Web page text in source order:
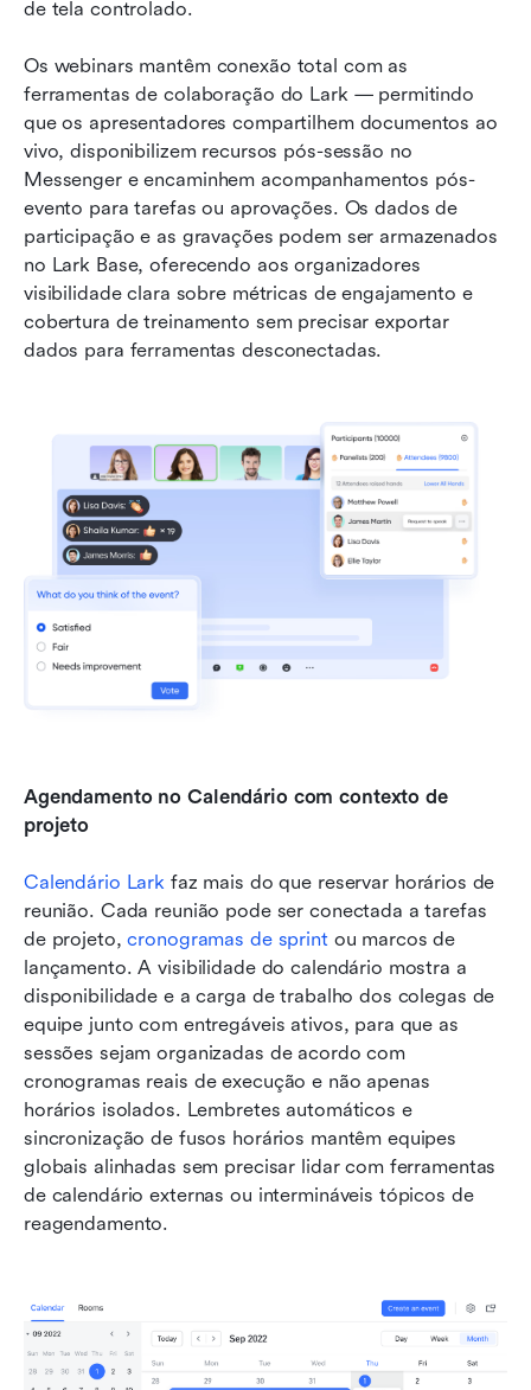
de tela controlado.
Os webinars mantêm conexão total com as
ferramentas de colaboração do Lark — permitindo
que os apresentadores compartilhem documentos ao
vivo, disponibilizem recursos pós-sessão no
Messenger e encaminhem acompanhamentos pós-
evento para tarefas ou aprovações. Os dados de
participação e as gravações podem ser armazenados
no Lark Base, oferecendo aos organizadores
visibilidade clara sobre métricas de engajamento e
cobertura de treinamento sem precisar exportar
dados para ferramentas desconectadas.
Agendamento no Calendário com contexto de
projeto
Calendário Lark faz mais do que reservar horários de
reunião. Cada reunião pode ser conectada a tarefas
de projeto, cronogramas de sprint ou marcos de
lançamento. A visibilidade do calendário mostra a
disponibilidade e a carga de trabalho dos colegas de
equipe junto com entregáveis ativos, para que as
sessões sejam organizadas de acordo com
cronogramas reais de execução e não apenas
horários isolados. Lembretes automáticos e
sincronização de fusos horários mantêm equipes
globais alinhadas sem precisar lidar com ferramentas
de calendário externas ou intermináveis tópicos de
reagendamento.